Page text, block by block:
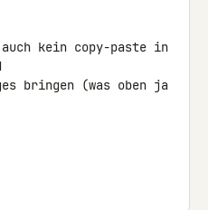
auch kein copy-paste in
bringen (was oben ja